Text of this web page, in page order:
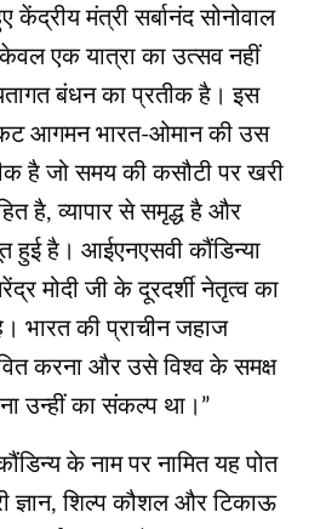
मंत्री सर्बानंद सोनोवाल
एक यात्रा का उत्सव नहीं
बंधन का प्रतीक है। इस
आगमन भारत-ओमान की उस
है जो समय की कसौटी पर खरी
है, व्यापार से समृद्ध है और
हुई है। आईएनएसवी कौंडिन्या
मोदी जी के दूरदर्शी नेतृत्व का
भारत की प्राचीन जहाज
करना और उसे विश्व के समक्ष
उन्हीं का संकल्प था।”
के नाम पर नामित यह पोत
ज्ञान, शिल्प कौशल और टिकाऊ